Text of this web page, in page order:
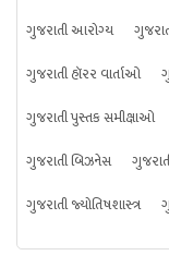
ગુજરાતી આરોગ્ય
ગુજરાતી હૉરર વાર્તાઓ
ગુજરાતી પુસ્તક સમીક્ષાઓ
ગુજરાતી બિઝનેસ
ગુજરાતી જ્યોતિષશાસ્ત્ર